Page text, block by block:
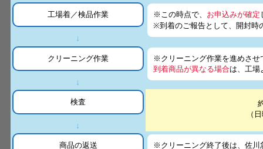
工場着／検品作業
↓
※この時点で、 お申込みが確定
※到着のご報告として、開封時
クリーニング作業
↓
※クリーニング作業を進めさせ
到着商品が異なる場合は、工場
検査
↓
（
商品の返送
※クリーニング終了後は、佐川